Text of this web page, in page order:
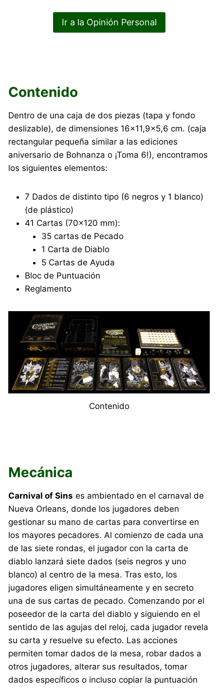
Ir a la Opinión Personal
Contenido
Dentro de una caja de dos piezas (tapa y fondo
deslizable), de dimensiones 16×11,9×5,6 cm. (caja
rectangular pequeña similar a las ediciones
aniversario de Bohnanza o ¡Toma 6!), encontramos
los siguientes elementos:
7 Dados de distinto tipo (6 negros y 1 blanco)
(de plástico)
41 Cartas (70×120 mm):
35 cartas de Pecado
1 Carta de Diablo
5 Cartas de Ayuda
Bloc de Puntuación
Reglamento
Contenido
Mecánica
Carnival of Sins es ambientado en el carnaval de
Nueva Orleans, donde los jugadores deben
gestionar su mano de cartas para convertirse en
los mayores pecadores. Al comienzo de cada una
de las siete rondas, el jugador con la carta de
diablo lanzará siete dados (seis negros y uno
blanco) al centro de la mesa. Tras esto, los
jugadores eligen simultáneamente y en secreto
una de sus cartas de pecado. Comenzando por el
poseedor de la carta del diablo y siguiendo en el
sentido de las agujas del reloj, cada jugador revela
su carta y resuelve su efecto. Las acciones
permiten tomar dados de la mesa, robar dados a
otros jugadores, alterar sus resultados, tomar
dados específicos o incluso copiar la puntuación